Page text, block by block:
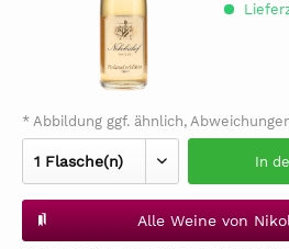
* Abbildung ggf. ähnlich,
In
Alle Weine von